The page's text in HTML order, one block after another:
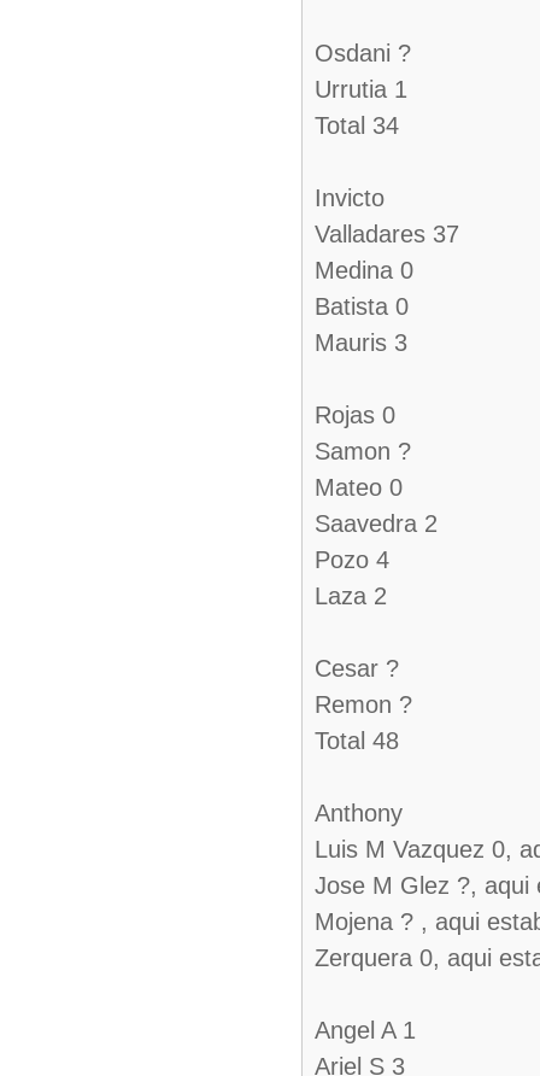
Osdani ?
Urrutia 1
Total 34
Invicto
Valladares 37
Medina 0
Batista 0
Mauris 3
Rojas 0
Samon ?
Mateo 0
Saavedra 2
Pozo 4
Laza 2
Cesar ?
Remon ?
Total 48
Anthony
Luis M Vazquez 0,
Jose M Glez ?, aqui
Mojena ? , aqui
Zerquera 0, aqui
Angel A 1
Ariel S 3